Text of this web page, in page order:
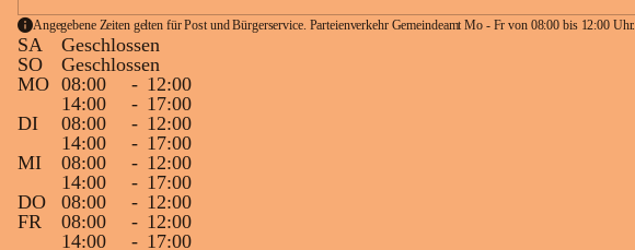
Angegebene Zeiten gelten für Post und Bürgerservice. Parteienverkehr Gemeindeamt Mo - Fr von 08:00 bis 12:00 Uhr.
SA
Geschlossen
SO
Geschlossen
MO 08:00 - 12:00
14:00
- 17:00
DI
08:00 - 12:00
14:00
- 17:00
MI
08:00 - 12:00
14:00
- 17:00
DO
08:00 - 12:00
FR
08:00 - 12:00
14:00
- 17:00